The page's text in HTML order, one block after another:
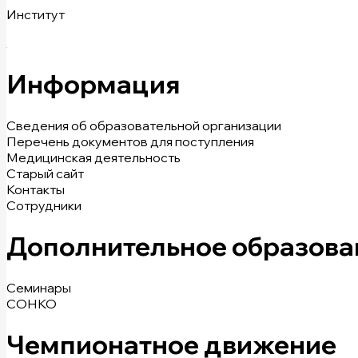
Институт
Информация
Сведения об образовательной организации
Перечень документов для поступления
Медицинская деятельность
Старый сайт
Контакты
Сотрудники
Дополнительное
Семинары
СОНКО
Чемпионатное движение